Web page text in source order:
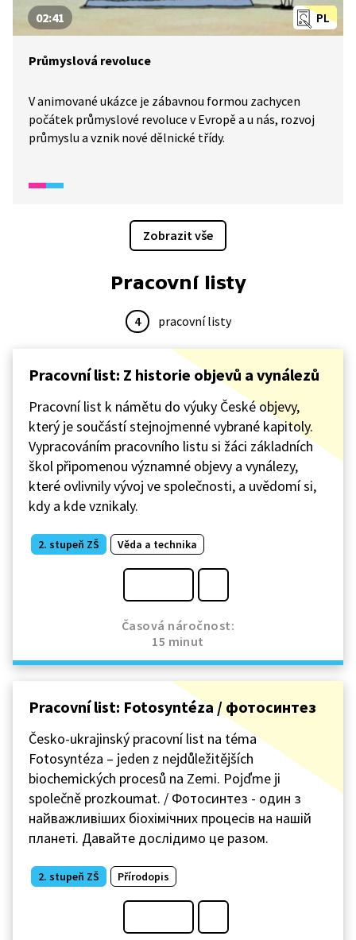
PL
02:41
Průmyslová revoluce
V animované ukázce je zábavnou formou zachycen
počátek průmyslové revoluce v Evropě a u nás, rozvoj
průmyslu a vznik nové dělnické třídy.
Zobrazit vše
Pracovní listy
4 pracovní listy
Pracovní list: Z historie objevů a vynálezů
Pracovní list k námětu do výuky České objevy,
který je součástí stejnojmenné vybrané kapitoly.
Vypracováním pracovního listu si žáci základních
škol připomenou významné objevy a vynálezy,
které ovlivnily vývoj ve společnosti, a uvědomí si,
kdy a kde vznikaly.
2. stupeň ZŠ Věda a technika
Časová náročnost:
15 minut
Pracovní list: Fotosyntéza / фотосинтез
Česko-ukrajinský pracovní list na téma
Fotosyntéza – jeden z nejdůležitějších
biochemických procesů na Zemi. Pojďme ji
společně prozkoumat. / Фотосинтез - один з
найважливіших біохімічних процесів на нашій
планеті. Давайте дослідимо це разом.
2. stupeň ZŠ Přírodopis